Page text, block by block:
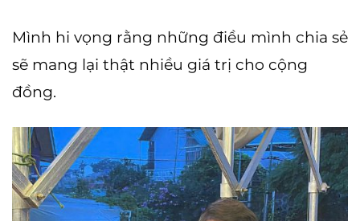
Mình hi vọng rằng những điều mình chia sẻ
sẽ mang lại thật nhiều giá trị cho cộng
đồng.